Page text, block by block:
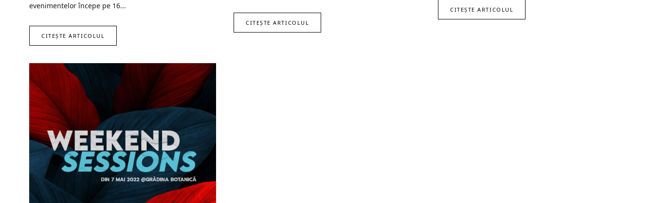
evenimentelor începe pe 16...
CITEȘTE ARTICOLUL
CITEȘTE ARTICOLUL
CITEȘTE ARTICOLUL